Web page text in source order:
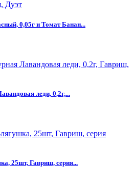
0,05г и Томат Банан...
леди, 0,2г,...
25шт, Гавриш, серия...